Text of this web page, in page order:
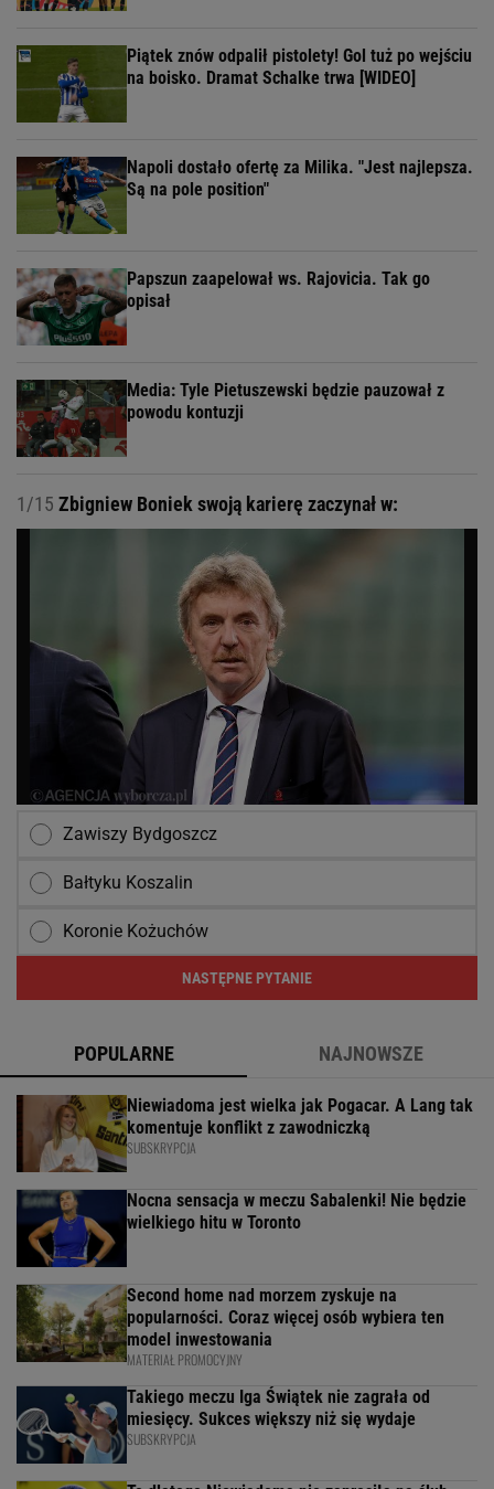
Piątek znów odpalił pistolety! Gol tuż po wejściu
na boisko. Dramat Schalke trwa [WIDEO]
Napoli dostało ofertę za Milika. "Jest najlepsza.
Są na pole position"
Papszun zaapelował ws. Rajovicia. Tak go
opisał
Media: Tyle Pietuszewski będzie pauzował z
powodu kontuzji
1/15 Zbigniew Boniek swoją karierę zaczynał w:
Zawiszy Bydgoszcz
Bałtyku Koszalin
Koronie Kożuchów
NASTĘPNE PYTANIE
POPULARNE NAJNOWSZE
Niewiadoma jest wielka jak Pogacar. A Lang tak
komentuje konflikt z zawodniczką
SUBSKRYPCJA
Nocna sensacja w meczu Sabalenki! Nie będzie
wielkiego hitu w Toronto
Second home nad morzem zyskuje na
popularności. Coraz więcej osób wybiera ten
model inwestowania
MATERIAŁ PROMOCYJNY
Takiego meczu Iga Świątek nie zagrała od
miesięcy. Sukces większy niż się wydaje
SUBSKRYPCJA